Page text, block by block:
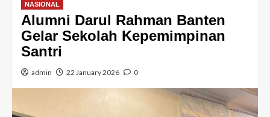
NASIONAL
Alumni Darul Rahman Banten
Gelar Sekolah Kepemimpinan
Santri
admin 22 January 2026 0